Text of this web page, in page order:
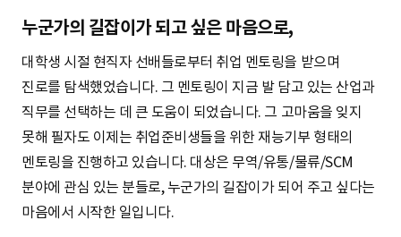
q
a
누군가의 길잡이가 되고 싶은 마음으로,
대학생 시절 현직자 선배들로부터 취업 멘토링을 받으며
진로를 탐색했었습니다. 그 멘토링이 지금 발 담고 있는 산업과
직무를 선택하는 데 큰 도움이 되었습니다. 그 고마움을 잊지
못해 필자도 이제는 취업준비생들을 위한 재능기부 형태의
멘토링을 진행하고 있습니다. 대상은 무역/유통/물류/SCM
분야에 관심 있는 분들로, 누군가의 길잡이가 되어 주고 싶다는
마음에서 시작한 일입니다.